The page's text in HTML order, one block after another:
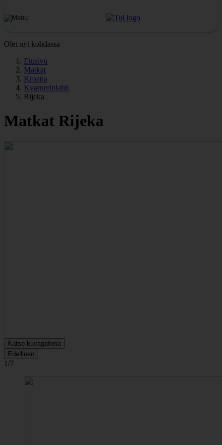
Olet nyt kohdassa
Etusivu
Matkat
Kroatia
Kvarnerinlahti
Rijeka
Matkat Rijeka
Katso kuvagalleria
Edellinen
1/7